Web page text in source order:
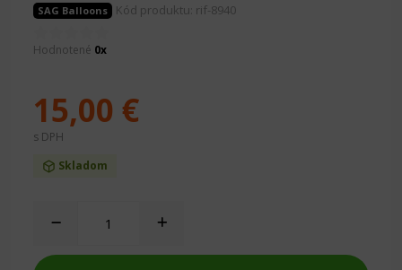
SAG Balloons Kód produktu: rif-8940
Hodnotené 0x
Skladom
15,00 €
s DPH